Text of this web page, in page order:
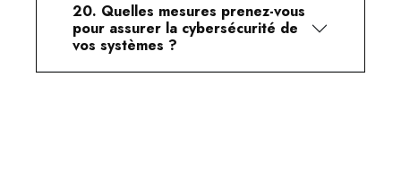
20. Quelles mesures prenez-vous
pour assurer la cybersécurité de
vos systèmes ?